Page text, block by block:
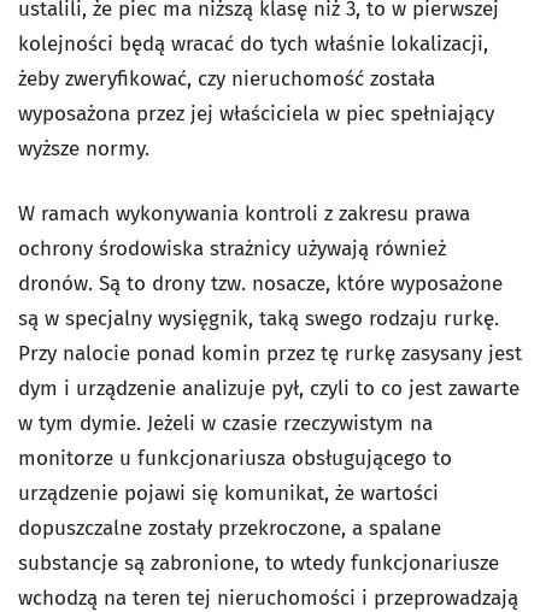
ustalili, że piec ma niższą klasę niż 3, to w pierwszej
kolejności będą wracać do tych właśnie lokalizacji,
żeby zweryfikować, czy nieruchomość została
wyposażona przez jej właściciela w piec spełniający
wyższe normy.
W ramach wykonywania kontroli z zakresu prawa
ochrony środowiska strażnicy używają również
dronów. Są to drony tzw. nosacze, które wyposażone
są w specjalny wysięgnik, taką swego rodzaju rurkę.
Przy nalocie ponad komin przez tę rurkę zasysany jest
dym i urządzenie analizuje pył, czyli to co jest zawarte
w tym dymie. Jeżeli w czasie rzeczywistym na
monitorze u funkcjonariusza obsługującego to
urządzenie pojawi się komunikat, że wartości
dopuszczalne zostały przekroczone, a spalane
substancje są zabronione, to wtedy funkcjonariusze
wchodzą na teren tej nieruchomości i przeprowadzają